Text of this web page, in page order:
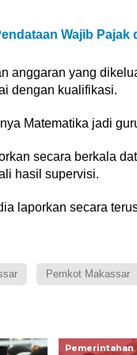
Wajib Pajak
anggaran yang
dengan kualifikasi.
Matematika jadi
secara berkala
hasil supervisi.
laporkan secara
Pemkot Makassar
Pemerintahan